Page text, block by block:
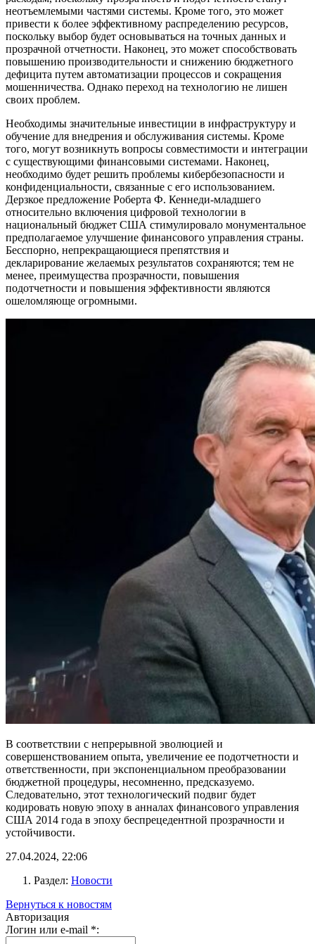
неотъемлемыми частями системы. Кроме того, это может
привести к более эффективному распределению ресурсов,
поскольку выбор будет основываться на точных данных и
прозрачной отчетности. Наконец, это может способствовать
повышению производительности и снижению бюджетного
дефицита путем автоматизации процессов и сокращения
мошенничества. Однако переход на технологию не лишен
своих проблем.
Необходимы значительные инвестиции в инфраструктуру и
обучение для внедрения и обслуживания системы. Кроме
того, могут возникнуть вопросы совместимости и интеграции
с существующими финансовыми системами. Наконец,
необходимо будет решить проблемы кибербезопасности и
конфиденциальности, связанные с его использованием.
Дерзкое предложение Роберта Ф. Кеннеди-младшего
относительно включения цифровой технологии в
национальный бюджет США стимулировало монументальное
предполагаемое улучшение финансового управления страны.
Бесспорно, непрекращающиеся препятствия и
декларирование желаемых результатов сохраняются; тем не
менее, преимущества прозрачности, повышения
подотчетности и повышения эффективности являются
ошеломляюще огромными.
В соответствии с непрерывной эволюцией и
совершенствованием опыта, увеличение ее подотчетности и
ответственности, при экспоненциальном преобразовании
бюджетной процедуры, несомненно, предсказуемо.
Следовательно, этот технологический подвиг будет
кодировать новую эпоху в анналах финансового управления
США 2014 года в эпоху беспрецедентной прозрачности и
устойчивости.
27.04.2024, 22:06
Раздел: Новости
Вернуться к новостям
Авторизация
Логин или e-mail *: